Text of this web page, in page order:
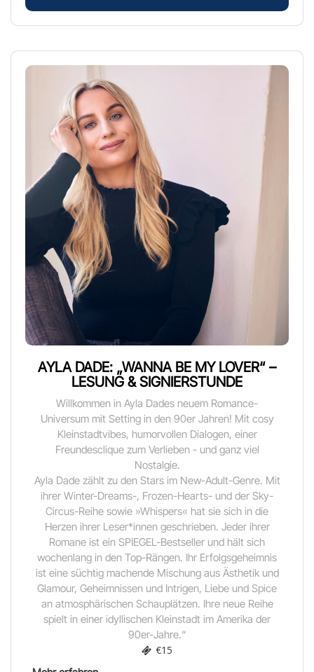
AYLA DADE: „WANNA BE MY LOVER“ –
LESUNG & SIGNIERSTUNDE
Willkommen in Ayla Dades neuem Romance-
Universum mit Setting in den 90er Jahren! Mit cosy
Kleinstadtvibes, humorvollen Dialogen, einer
Freundesclique zum Verlieben - und ganz viel
Nostalgie.
Ayla Dade zählt zu den Stars im New-Adult-Genre. Mit
ihrer Winter-Dreams-, Frozen-Hearts- und der Sky-
Circus-Reihe sowie »Whispers« hat sie sich in die
Herzen ihrer Leser*innen geschrieben. Jeder ihrer
Romane ist ein SPIEGEL-Bestseller und hält sich
wochenlang in den Top-Rängen. Ihr Erfolgsgeheimnis
ist eine süchtig machende Mischung aus Ästhetik und
Glamour, Geheimnissen und Intrigen, Liebe und Spice
an atmosphärischen Schauplätzen. Ihre neue Reihe
spielt in einer idyllischen Kleinstadt im Amerika der
90er-Jahre.“
€15